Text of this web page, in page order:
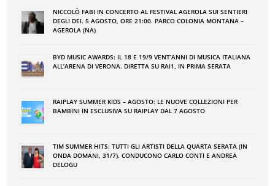
NICCOLÒ FABI IN CONCERTO AL FESTIVAL AGEROLA SUI SENTIERI
DEGLI DEI. 5 AGOSTO, ORE 21:00. PARCO COLONIA MONTANA –
AGEROLA (NA)
BYD MUSIC AWARDS: IL 18 E 19/9 VENT’ANNI DI MUSICA ITALIANA
ALL’ARENA DI VERONA. DIRETTA SU RAI1, IN PRIMA SERATA
RAIPLAY SUMMER KIDS – AGOSTO: LE NUOVE COLLEZIONI PER
BAMBINI IN ESCLUSIVA SU RAIPLAY DAL 7 AGOSTO
TIM SUMMER HITS: TUTTI GLI ARTISTI DELLA QUARTA SERATA (IN
ONDA DOMANI, 31/7). CONDUCONO CARLO CONTI E ANDREA
DELOGU